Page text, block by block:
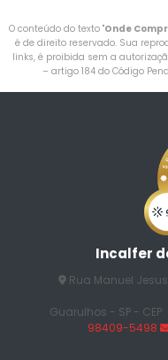
O conteúdo do texto "Onde
é de direito reservado. Sua
links, é proibida sem a
– artigo 184 do Código
Incalfer
Rua Manuel
Guarulhos - SP -
98409-5498